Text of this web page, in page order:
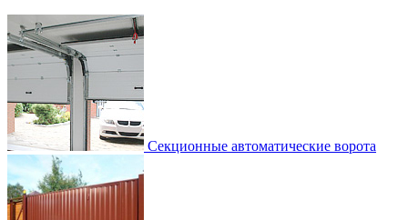
Секционные автоматические ворота